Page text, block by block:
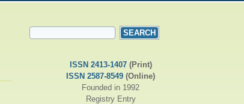
SEARCH FORM
ISSN 2413-1407(Print)
ISSN 2587-8549 (Online)
Founded in 1992
Registry Entry